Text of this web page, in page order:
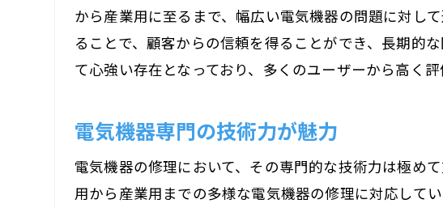
長野県内で
電話一本で
安心のアフ
地元企業だ
長年の信頼
から産業用に至るまで、幅広い電気機器の問題に対し
ることで、顧客からの信頼を得ることができ、長期的
て心強い存在となっており、多くのユーザーから高く評
電気機器専門の技術力が魅力
電気機器の修理において、その専門的な技術力は極め
用から産業用までの多様な電気機器の修理に対応して